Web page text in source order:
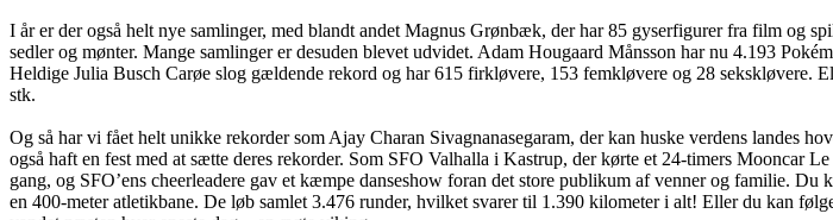
I år er der også helt nye samlinger, med blandt andet Magnus Grønbæk, der har 85 gyserfigurer fra film og
sedler og mønter. Mange samlinger er desuden blevet udvidet. Adam Hougaard Månsson har nu 4.193
Heldige Julia Busch Carøe slog gældende rekord og har 615 firkløvere, 153 femkløvere og 28 sekskløvere.
stk.
Og så har vi fået helt unikke rekorder som Ajay Charan Sivagnanasegaram, der kan huske verdens landes
også haft en fest med at sætte deres rekorder. Som SFO Valhalla i Kastrup, der kørte et 24-timers Mooncar
gang, og SFO’ens cheerleadere gav et kæmpe danseshow foran det store publikum af venner og familie.
en 400-meter atletikbane. De løb samlet 3.476 runder, hvilket svarer til 1.390 kilometer i alt! Eller du kan